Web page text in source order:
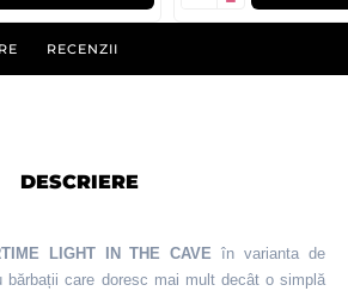
RECENZII
DESCRIERE
LIGHT IN THE CAVE în varianta de
bărbații care doresc mai mult decât o simplă